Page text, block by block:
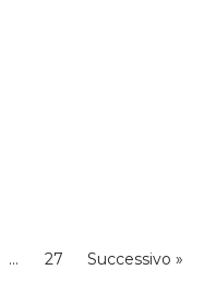
… 27 Successivo »